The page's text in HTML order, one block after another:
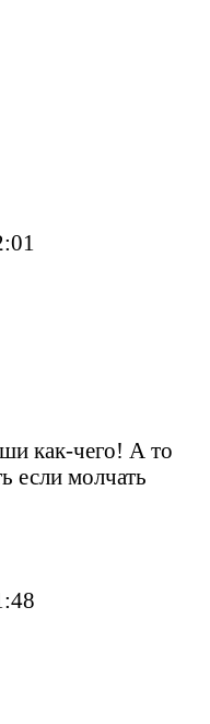
как-чего! А то
если молчать